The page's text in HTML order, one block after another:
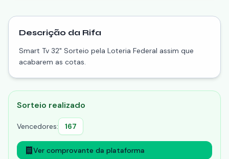
Descrição da Rifa
Smart Tv 32" Sorteio pela Loteria Federal assim que
acabarem as cotas.
Sorteio realizado
Vencedores: 167
Ver comprovante da plataforma